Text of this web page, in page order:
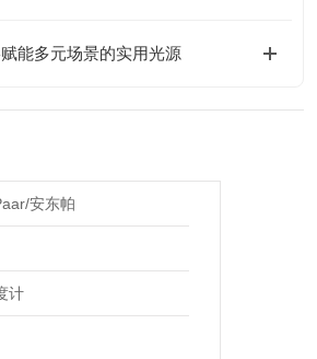
能多元场景的实用光源
安东帕
计